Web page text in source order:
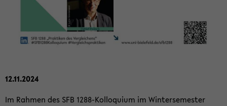
12.11.2024
Im Rah­men des SFB 1288-​Kolloquium im Win­ter­se­mes­ter